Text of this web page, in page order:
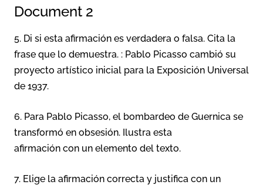
Document 2
5. Di si esta afirmación es verdadera o falsa. Cita la
frase que lo demuestra. : Pablo Picasso cambió su
proyecto artístico inicial para la Exposición Universal
de 1937.
6. Para Pablo Picasso, el bombardeo de Guernica se
transformó en obsesión. Ilustra esta
afirmación con un elemento del texto.
7. Elige la afirmación correcta y justifica con un